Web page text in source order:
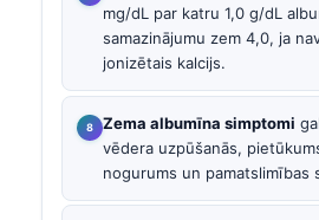
mg/dL par katru 1,0 g/dL
samazinājumu zem 4,0, ja
jonizētais kalcijs.
Zema albumīna simptomi
vēdera uzpūšanās,
nogurums un pamatslimības